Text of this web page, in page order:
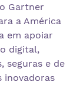
Gartner
a América
em apoiar
digital,
seguras e de
inovadoras